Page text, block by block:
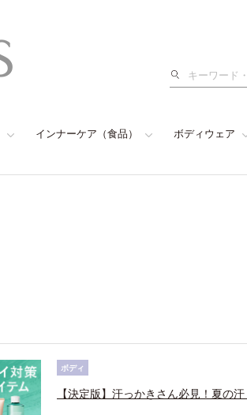
検
インナーケア（食品） ボディウェア
ボディ
【決定版】汗っかきさん必見！夏の